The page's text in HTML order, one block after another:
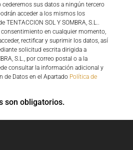
sus datos a ningún tercero
acceder a los mismos los
TENTACCION SOL Y SOMBRA, S.L..
consentimiento en cualquier momento,
rectificar y suprimir los datos, así
solicitud escrita dirigida a
S.L., por correo postal o a la
consultar la información adicional y
de Datos en el Apartado Política de
son obligatorios.